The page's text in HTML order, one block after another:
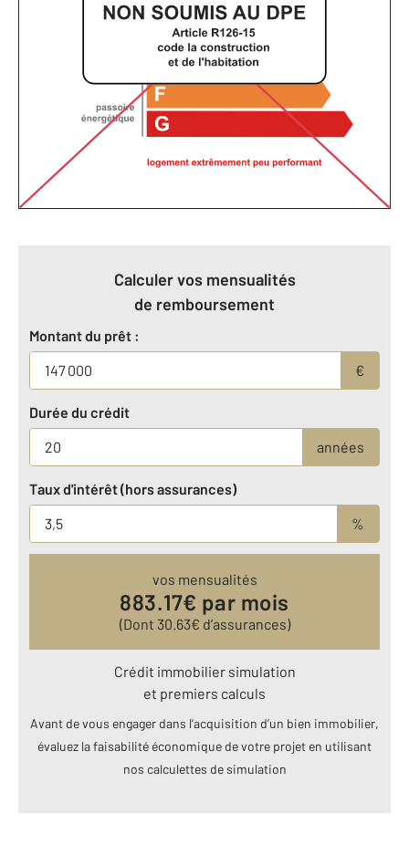
Calculer vos mensualités
de remboursement
Montant du prêt :
€
Durée du crédit
années
Taux d'intérêt (hors assurances)
%
vos mensualités
883.17€ par mois
(Dont 30.63€ d’assurances)
Crédit immobilier simulation
et premiers calculs
Avant de vous engager dans l’acquisition d’un bien immobilier,
évaluez la faisabilité économique de votre projet en utilisant
nos calculettes de simulation